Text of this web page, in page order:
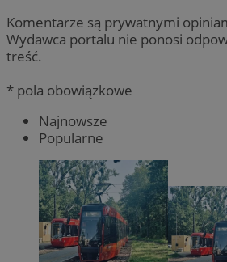
Komentarze są prywatnymi
Wydawca portalu nie ponosi
treść.
* pola obowiązkowe
Najnowsze
Popularne